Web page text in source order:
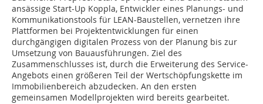
ansässige Start-Up Koppla, Entwickler eines Planungs- und
Kommunikationstools für LEAN-Baustellen, vernetzen ihre
Plattformen bei Projektentwicklungen für einen
durchgängigen digitalen Prozess von der Planung bis zur
Umsetzung von Bauausführungen. Ziel des
Zusammenschlusses ist, durch die Erweiterung des Service-
Angebots einen größeren Teil der Wertschöpfungskette im
Immobilienbereich abzudecken. An den ersten
gemeinsamen Modellprojekten wird bereits gearbeitet.